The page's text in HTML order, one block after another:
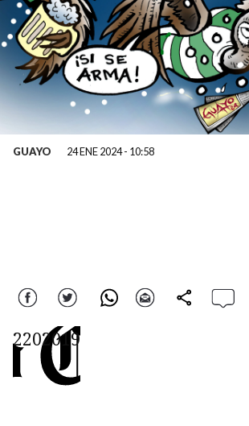
GUAYO 24 ENE 2024 - 10:58
Facebook Twitter WhatsApp Correo comparte